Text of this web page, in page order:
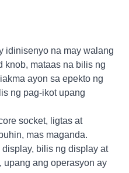
idinisenyo na may walang
knob, mataas na bilis ng
ayon sa epekto ng
ng pag-ikot upang
socket, ligtas at
mas maganda.
bilis ng display at
upang ang operasyon ay